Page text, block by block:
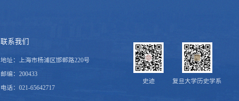
联系我们
地址：上海市杨浦区邯郸路220号
邮编：200433
电话：021-65642717
史迹 复旦大学历史学系